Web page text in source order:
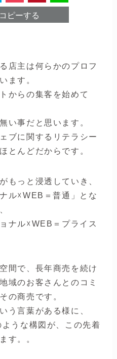
ピーする
店主は何らかのプロフ
ます。
からの集客を始めて
い事だと思います。
ブに関するリテラシー
とんどだからです。
もっと浸透していき、
ル☓WEB＝普通」とな
ナル☓WEB＝プライス
間で、長年商売を続け
域のお客さんとのコミ
の商売です。
う言葉がある様に、
うな構図が、この先着
す。。